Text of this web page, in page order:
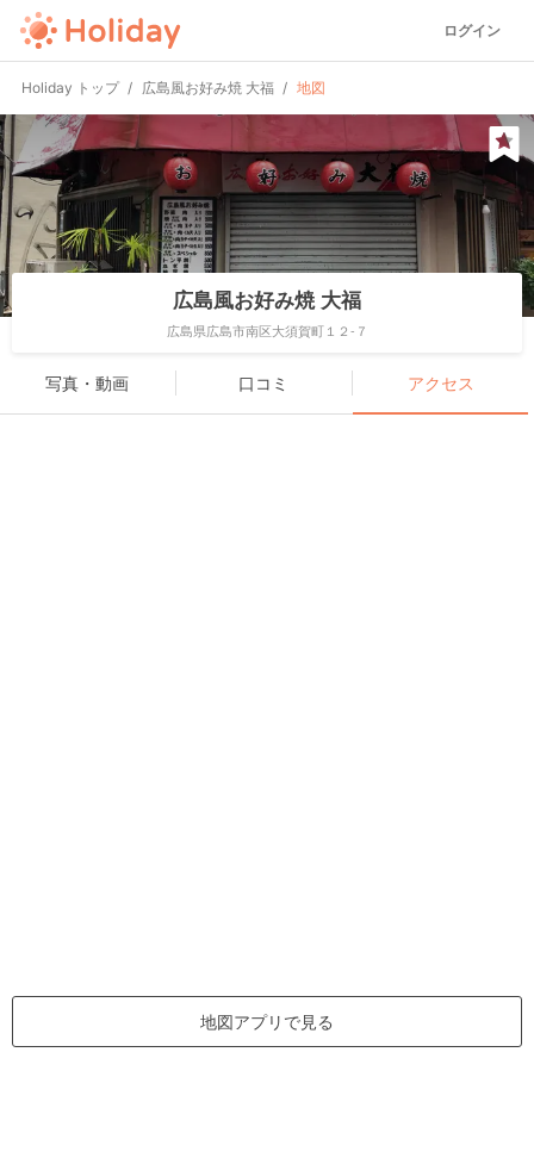
ログイン
Holiday トップ 広島風お好み焼 大福 地図
広島風お好み焼 大福
広島県広島市南区大須賀町１２-７
写真・動画 口コミ アクセス
地図アプリで見る